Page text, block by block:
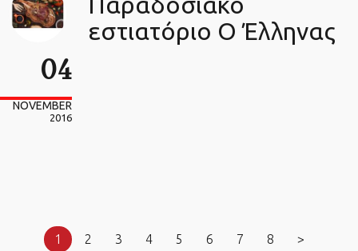
04
NOVEMBER
2016
εστιατόριο Ο Έλληνας
1 2 3 4 5 6 7 8 >